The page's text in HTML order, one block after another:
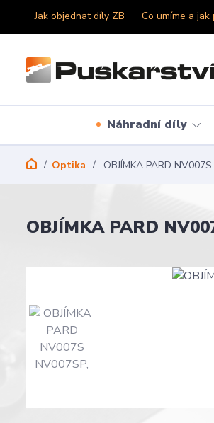
Jak objednat díly ZB Co umíme a
Náhradní díly
Optika OBJÍMKA PARD
OBJÍMKA PARD